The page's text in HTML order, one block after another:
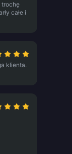
trochę
całe i
klienta.